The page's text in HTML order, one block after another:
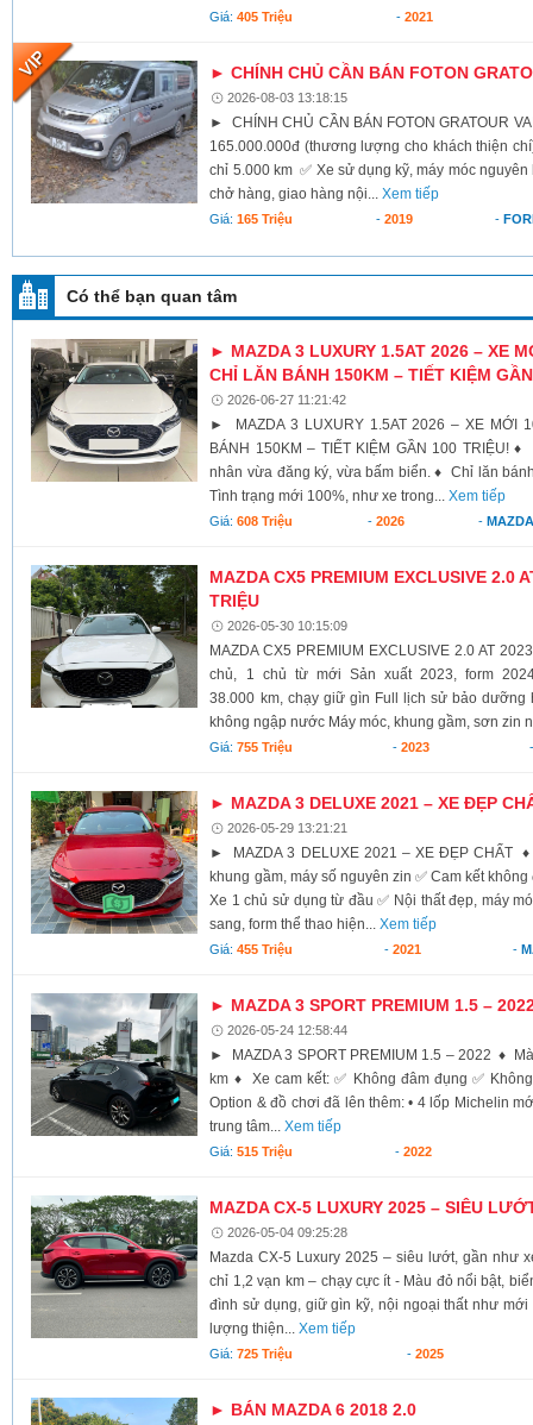
Giá:405 Triệu - 2021
► CHÍNH CHỦ CẦN BÁN FOTON
2026-08-03 13:18:15
► CHÍNH CHỦ CẦN BÁN FOTON GRATOUR
165.000.000đ (thương lượng cho khách thiện
chỉ 5.000 km ✅ Xe sử dụng kỹ, máy móc
chở hàng, giao hàng nội...Xem tiếp
Giá:165 Triệu - 2019 -
Có thể bạn quan tâm
► MAZDA 3 LUXURY 1.5AT 2026 – XE
CHỈ LĂN BÁNH 150KM – TIẾT KIỆM
2026-06-27 11:21:42
► MAZDA 3 LUXURY 1.5AT 2026 – XE MỚI
BÁNH 150KM – TIẾT KIỆM GẦN 100 TRIỆU!
nhân vừa đăng ký, vừa bấm biển. ♦ Chỉ lăn
Tình trạng mới 100%, như xe trong...Xem tiếp
Giá:608 Triệu - 2026 -
MAZDA CX5 PREMIUM EXCLUSIVE 2.0
TRIỆU
2026-05-30 10:15:09
MAZDA CX5 PREMIUM EXCLUSIVE 2.0 AT
chủ, 1 chủ từ mới Sản xuất 2023, form
38.000 km, chạy giữ gìn Full lịch sử bảo dưỡng
không ngập nước Máy móc, khung gầm, sơn zin
Giá:755 Triệu -2023
► MAZDA 3 DELUXE 2021 – XE ĐẸP
2026-05-29 13:21:21
► MAZDA 3 DELUXE 2021 – XE ĐẸP CHẤT
khung gầm, máy số nguyên zin ✅ Cam kết
Xe 1 chủ sử dụng từ đầu ✅ Nội thất đẹp, máy
sang, form thể thao hiện...Xem tiếp
Giá:455 Triệu -2021 -
► MAZDA 3 SPORT PREMIUM 1.5 –
2026-05-24 12:58:44
► MAZDA 3 SPORT PREMIUM 1.5 – 2022 ♦
km ♦ Xe cam kết: ✅ Không đâm đụng ✅
Option & đồ chơi đã lên thêm: • 4 lốp Michelin
trung tâm...Xem tiếp
Giá:515 Triệu - 2022
MAZDA CX-5 LUXURY 2025 – SIÊU
2026-05-04 09:25:28
Mazda CX-5 Luxury 2025 – siêu lướt, gần như
chỉ 1,2 vạn km – chạy cực ít - Màu đỏ nổi bật,
đình sử dụng, giữ gìn kỹ, nội ngoại thất như
lượng thiện...Xem tiếp
Giá:725 Triệu - 2025
► BÁN MAZDA 6 2018 2.0